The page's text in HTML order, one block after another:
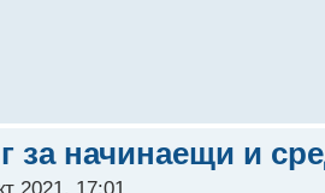
за начинаещи и